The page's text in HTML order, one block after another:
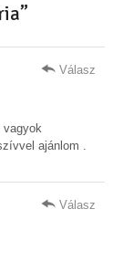
vagyok
ajánlom .
Válasz
Válasz